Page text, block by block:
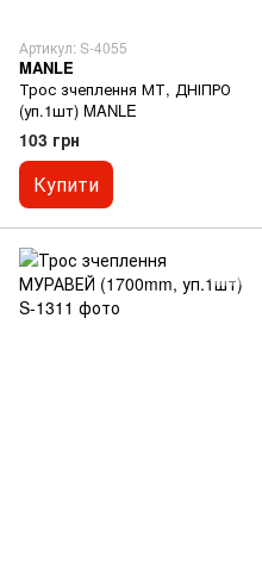
Артикул: S-4055
MANLE
Трос зчеплення МТ, ДНІПРО
(уп.1шт) MANLE
103 грн
Купити